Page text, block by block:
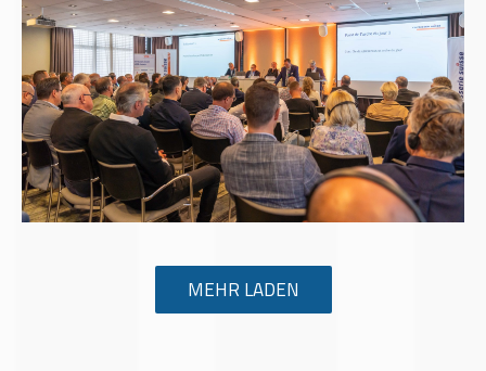
MEHR LADEN